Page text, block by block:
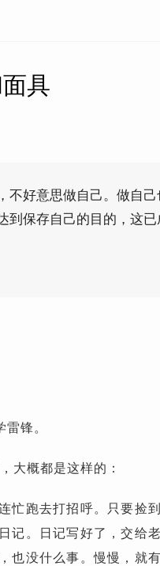
具
不好意思做自己。做自己
到保存自己的目的，这
锋。
大概都是这样的：
忙跑去打招呼。只要捡
记。日记写好了，交给
也没什么事。慢慢，就有